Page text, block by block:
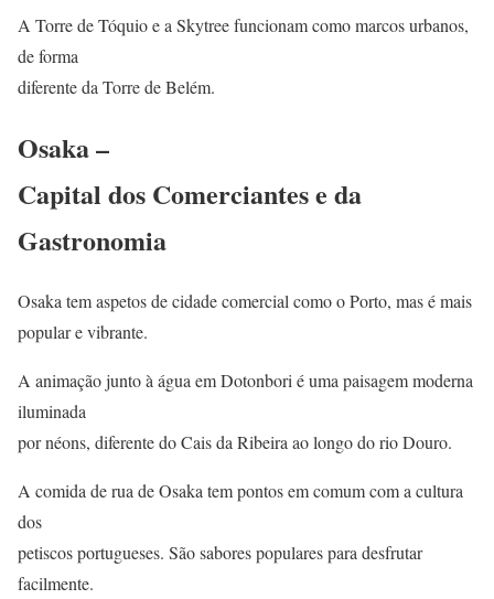
A Torre de Tóquio e a Skytree funcionam como marcos urbanos,
de forma
diferente da Torre de Belém.
Osaka –
Capital dos Comerciantes e da
Gastronomia
Osaka tem aspetos de cidade comercial como o Porto, mas é mais
popular e vibrante.
A animação junto à água em Dotonbori é uma paisagem moderna
iluminada
por néons, diferente do Cais da Ribeira ao longo do rio Douro.
A comida de rua de Osaka tem pontos em comum com a cultura
dos
petiscos portugueses. São sabores populares para desfrutar
facilmente.